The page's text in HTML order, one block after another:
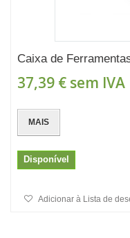
Caixa de
37,39 € sem IVA
MAIS
Disponível
Adicionar à Lista de